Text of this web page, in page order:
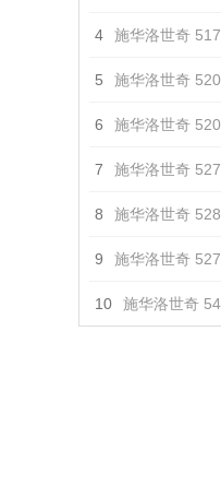
4 施华洛世奇
5 施华洛世奇
6 施华洛世奇
7 施华洛世奇
8 施华洛世奇
9 施华洛世奇
10 施华洛世奇